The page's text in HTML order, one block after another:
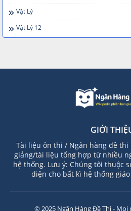
Vật Lý
Vật Lý 12
GIỚI
Tài liệu ôn thi / Ngân hàng đề thi
giảng/tài liệu tổng hợp từ nhiều
hệ thống. Lưu ý: Chúng tôi thuộc
diện cho bất kì hệ thống
© 2025 Ngân Hàng Đề Thi -